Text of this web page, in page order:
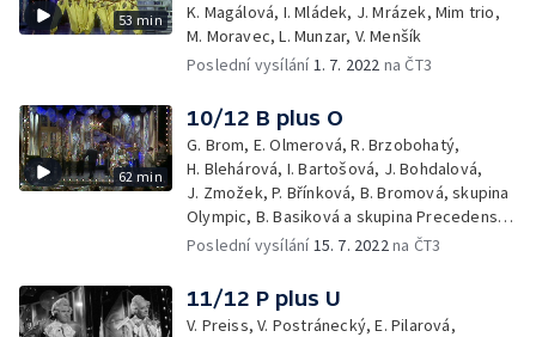
53 min
K. Magálová, I. Mládek, J. Mrázek, Mim trio,
M. Moravec, L. Munzar, V. Menšík
Poslední vysílání1. 7. 2022 na ČT3
62 min
10/12 B plus O
G. Brom, E. Olmerová, R. Brzobohatý,
H. Blehárová, I. Bartošová, J. Bohdalová,
J. Zmožek, P. Břínková, B. Bromová, skupina
Olympic, B. Basiková a skupina Precedens,
E. Březinová, Bambini di Praga
Poslední vysílání15. 7. 2022na ČT3
11/12 P plus U
V. Preiss, V. Postránecký, E. Pilarová,